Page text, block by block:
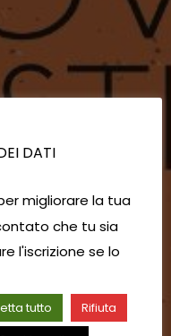
DATI
migliorare la tua
che tu sia
l'iscrizione se lo
tutto
Rifiuta